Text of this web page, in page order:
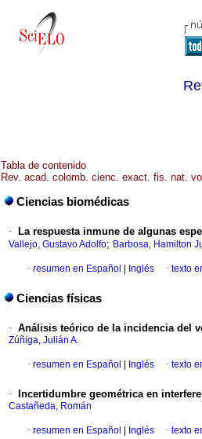
Tabla de contenido
Rev. acad. colomb. cienc. exact. fis. nat.
Ciencias biomédicas
· La respuesta inmune de algunas
Vallejo, Gustavo Adolfo; Barbosa, Hamilton
· resumen en Español Inglés · texto
Ciencias físicas
· Análisis teórico de la incidencia del
Zúñiga, Julián A.
· resumen en Español Inglés · texto
· Incertidumbre geométrica en
Castañeda, Román
· resumen en Español Inglés · texto